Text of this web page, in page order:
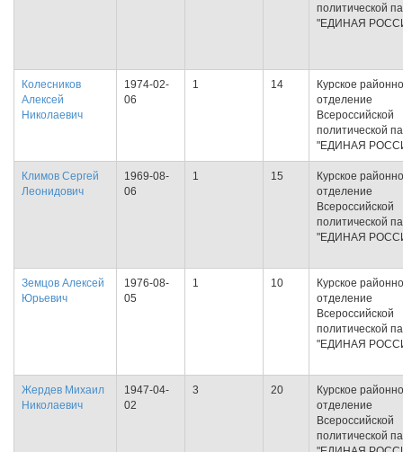
политической
"ЕДИНАЯ
Колесников
Алексей
Николаевич
1974-02-
06
1 14
Курское
отделение
Всероссийской
политической
"ЕДИНАЯ
Климов Сергей
Леонидович
1969-08-
06
1 15
Курское
отделение
Всероссийской
политической
"ЕДИНАЯ
Земцов Алексей
Юрьевич
1976-08-
05
1 10
Курское
отделение
Всероссийской
политической
"ЕДИНАЯ
Жердев Михаил
Николаевич
1947-04-
02
3 20
Курское
отделение
Всероссийской
политической